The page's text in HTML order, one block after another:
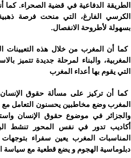
الطريقة الدفاعية في قضية الصحراء. كما
الكرسي الفارغ، التي منحت فرصة ذهبية
بسهولة لأطروحة الانفصال.
كما أن المغرب من خلال هذه التعيينات
المغربية، والبناء لمرحلة جديدة تتميز
التي يقوم بها أعداء المغرب
كما أن تركيز على مسألة حقوق
المغرب وضع مخاطبين يحسنون التعامل مع
والجزائر في موضوع حقوق الإنسان
أكاديب تدور في نفس المحور تنشط
المناسبات المغرب يعين سفراء
دبلوماسية الهجوم و يضع قطعية مع سياسة